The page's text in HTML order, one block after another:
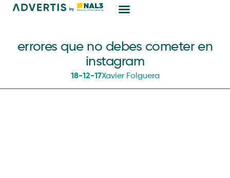
errores que no debes cometer en
instagram
18-12-17Xavier Folguera